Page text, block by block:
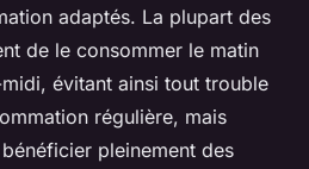
adaptés. La plupart des
de le consommer le matin
évitant ainsi tout trouble
régulière, mais
pleinement des